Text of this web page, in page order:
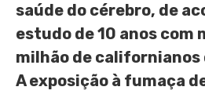
saúde do cérebro, de
estudo de 10 anos com
milhão de californianos
A exposição à fumaça